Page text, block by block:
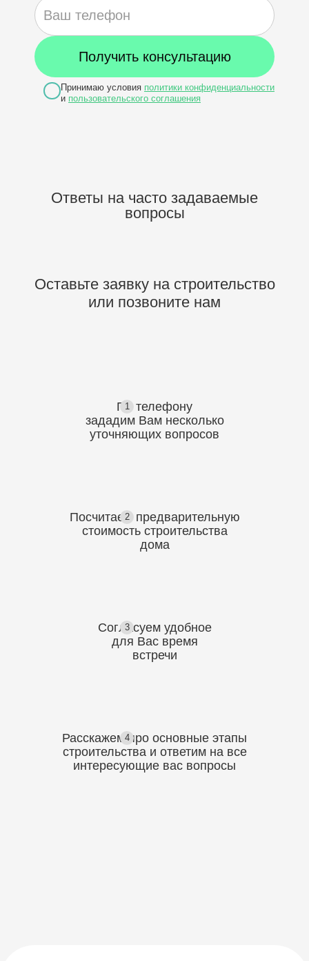
Принимаю условия политики конфиденциальности
и пользовательского соглашения
Ответы на часто задаваемые
вопросы
Оставьте заявку на строительство
или позвоните нам
1
По телефону
зададим Вам несколько
уточняющих вопросов
2
Посчитаем предварительную
стоимость строительства
дома
3
Согласуем удобное
для Вас время
встречи
4
Расскажем про основные этапы
строительства и ответим на все
интересующие вас вопросы